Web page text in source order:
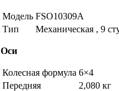
Модель FSO10309A
Тип
Механическая , 9
Оси
Колесная формула 6×4
Передняя
2,080 кг